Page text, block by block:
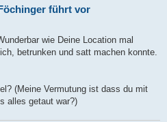
führt vor
wie Deine Location mal
betrunken und satt machen konnte.
(Meine Vermutung ist dass du mit
alles getaut war?)